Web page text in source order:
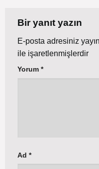
Bir yanıt yazın
E-posta adresiniz
ile işaretlenmişlerdir
Yorum *
Ad *